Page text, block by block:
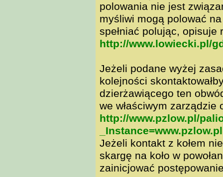
polowania nie jest
myśliwi mogą polować
spełniać polując, opisuje
http://www.lowiecki.pl/
Jeżeli podane wyżej
kolejności
dzierżawiącego ten
we właściwym
http://www.pzlow.pl/
Jeżeli kontakt z kołem
skargę na koło w
zainicjować